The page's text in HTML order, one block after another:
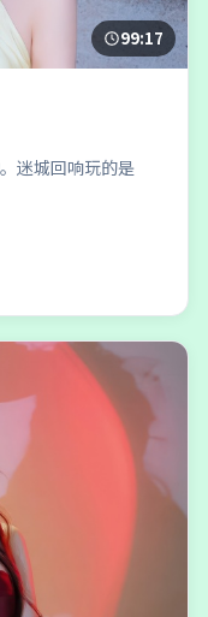
99:17
迷城回响玩的是